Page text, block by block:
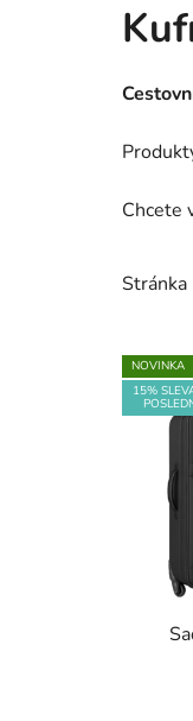
Chcete
Stránka
V
ý
p
NOVINKA
15%